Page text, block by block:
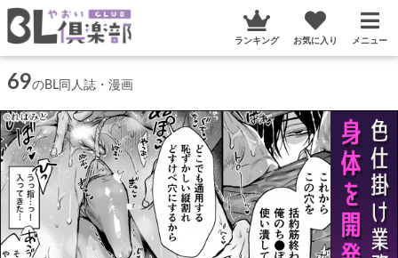
ランキング お気に入り メニュー
69のBL同人誌・漫画